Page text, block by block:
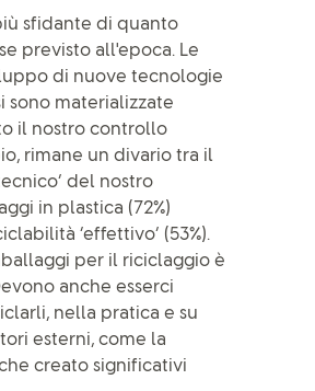
sfidante di quanto
previsto all'epoca. Le
di nuove tecnologie
sono materializzate
il nostro controllo
rimane un divario tra il
del nostro
in plastica (72%)
‘effettivo’ (53%).
per il riciclaggio è
anche esserci
nella pratica e su
esterni, come la
creato significativi